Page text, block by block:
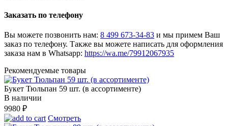
Заказать по телефону
Вы можете позвонить нам: 8 499 673-34-83 и мы примем Ваш
заказ по телефону. Также вы можете написать для оформления
заказа нам в Whatsapp: https://wa.me/79912067935
Рекомендуемые товары
Букет Тюльпан 59 шт. (в ассортименте)
В наличии
9980 ₽
Смотреть